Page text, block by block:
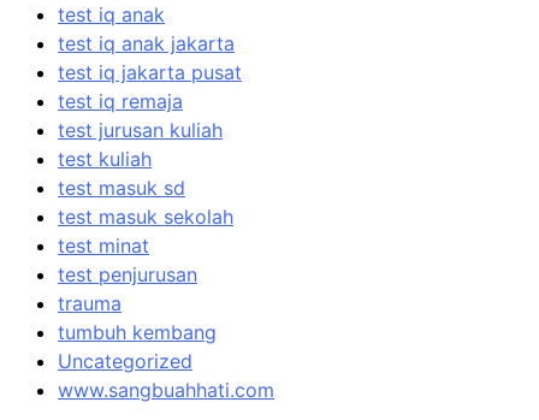
test iq anak
test iq anak jakarta
test iq jakarta pusat
test iq remaja
test jurusan kuliah
test kuliah
test masuk sd
test masuk sekolah
test minat
test penjurusan
trauma
tumbuh kembang
Uncategorized
www.sangbuahhati.com